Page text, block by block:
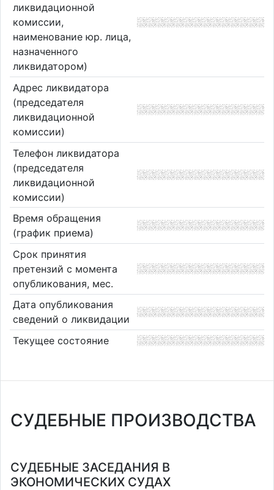
ликвидационной
комиссии,
наименование юр. лица,
назначенного
ликвидатором)
Адрес ликвидатора
(председателя
ликвидационной
комиссии)
Телефон ликвидатора
(председателя
ликвидационной
комиссии)
Время обращения
(график приема)
Срок принятия
претензий с момента
опубликования, мес.
Дата опубликования
сведений о ликвидации
Текущее состояние
СУДЕБНЫЕ ПРОИЗВОДСТВА
СУДЕБНЫЕ ЗАСЕДАНИЯ В
ЭКОНОМИЧЕСКИХ СУДАХ